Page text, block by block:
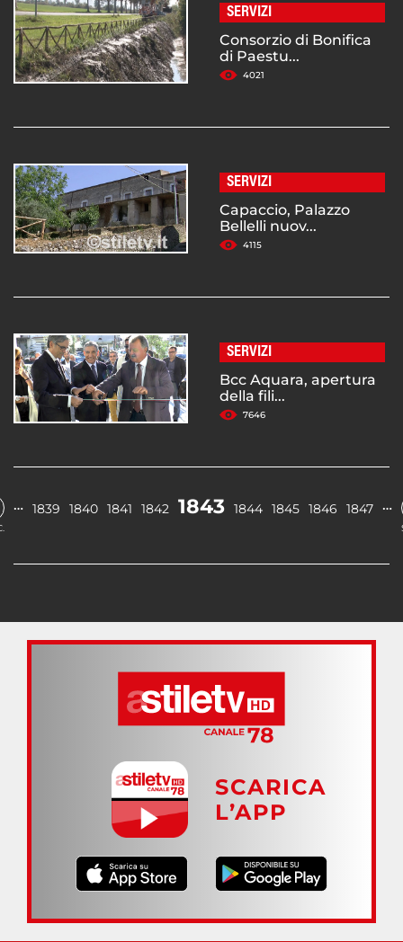
SERVIZI
Consorzio di Bonifica
di Paestu...
4021
SERVIZI
Capaccio, Palazzo
Bellelli nuov...
4115
SERVIZI
Bcc Aquara, apertura
della fili...
7646
… 1839 1840 1841 1842 1843 1844 1845 1846 1847 …
SCARICA
L’APP